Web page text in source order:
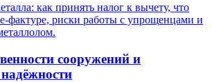
как принять налог к вычету, что
фактуре, риски работы с упрощенцами и
сооружений и